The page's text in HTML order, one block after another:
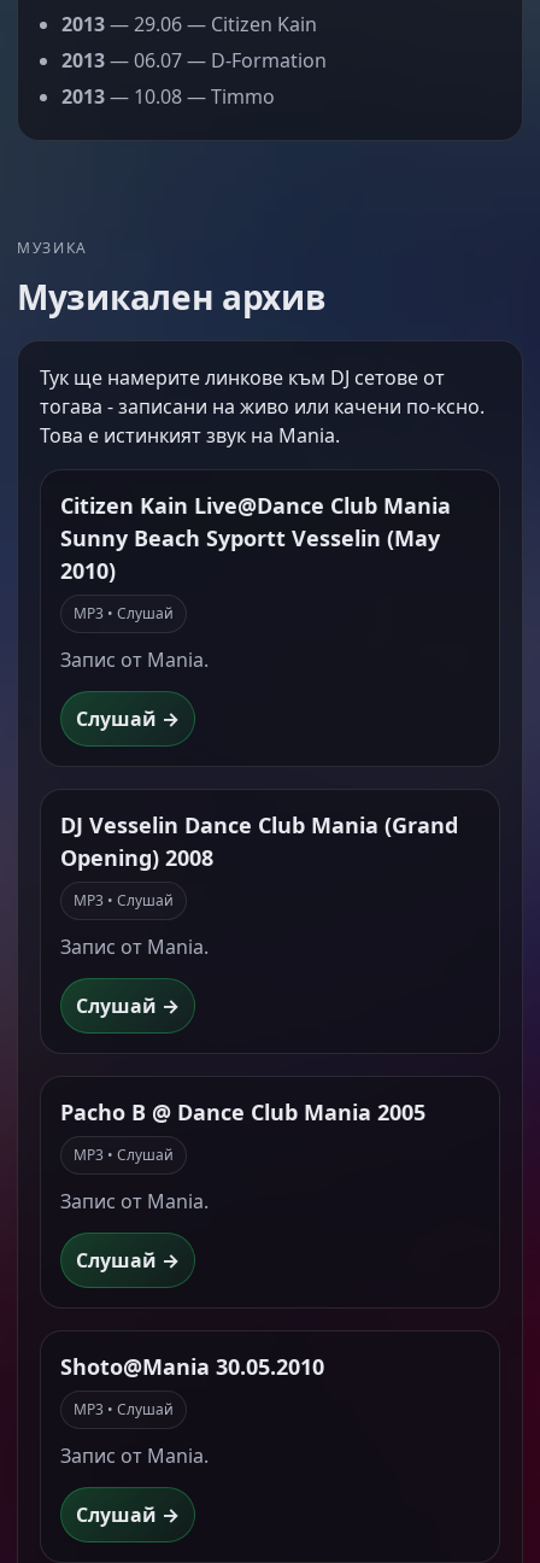
2013— 29.06 — Citizen Kain
2013— 06.07 — D-Formation
2013— 10.08 — Timmo
МУЗИКА
Музикален архив
Тук ще намерите линкове към DJ сетове от
тогава - записани на живо или качени по-ксно.
Това е истинкият звук на Mania.
Citizen Kain Live@Dance Club Mania
Sunny Beach Syportt Vesselin (May
2010)
MP3 • Слушай
Запис от Mania.
Слушай →
DJ Vesselin Dance Club Mania (Grand
Opening) 2008
MP3 • Слушай
Запис от Mania.
Слушай →
Pacho B @ Dance Club Mania 2005
MP3 • Слушай
Запис от Mania.
Слушай →
Shoto@Mania 30.05.2010
MP3 • Слушай
Запис от Mania.
Слушай →